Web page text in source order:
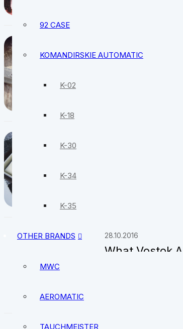
92 CASE
KOMANDIRSKIE AUTOMATIC
K-02
K-18
K-30
K-34
K-35
OTHER BRANDS
MWC
AEROMATIC
TAUCHMEISTER
100 BEST
We discredit
28.10.2016
What Vostok